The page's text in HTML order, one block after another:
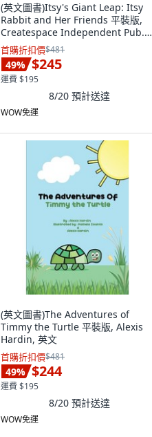
(英文圖書)Itsy's Giant Leap: Itsy
Rabbit and Her Friends 平裝版,
Createspace Independent Pub...,
英文
首購折扣價$481
49% $245
運費 $195
8/20 預計送達
WOW免運
(英文圖書)The Adventures of
Timmy the Turtle 平裝版, Alexis
Hardin, 英文
首購折扣價$481
49% $244
運費 $195
8/20 預計送達
WOW免運